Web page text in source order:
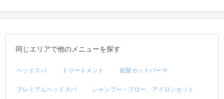
同じエリアで他のメニューを探す
ヘッドスパ トリートメント 前髪カットパーマ
プレミアムヘッドスパ シャンプー・ブロー、アイロンセット